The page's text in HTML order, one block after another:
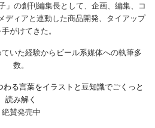
」の創刊編集長として、企画、編集、コ
ディアと連動した商品開発、タイアップ
がけてきた。
いた経験からビール系媒体への執筆多
数。
わる言葉をイラストと豆知識でごくっと
読み解く
絶賛発売中